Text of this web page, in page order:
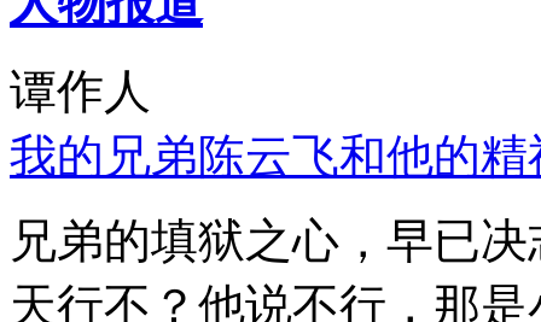
谭作人
我的兄弟陈云飞和他的
兄弟的填狱之心，早已
天行不？他说不行，那